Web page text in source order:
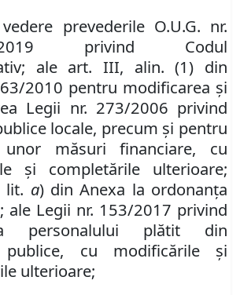
prevederile O.U.G. nr.
privind Codul
ale art. III, alin. (1) din
63/2010 pentru modificarea şi
Legii nr. 273/2006 privind
locale, precum şi pentru
unor măsuri financiare, cu
şi completările ulterioare;
lit. a) din Anexa la ordonanţa
; ale Legii nr. 153/2017 privind
personalului plătit din
cu modificările şi
ulterioare;